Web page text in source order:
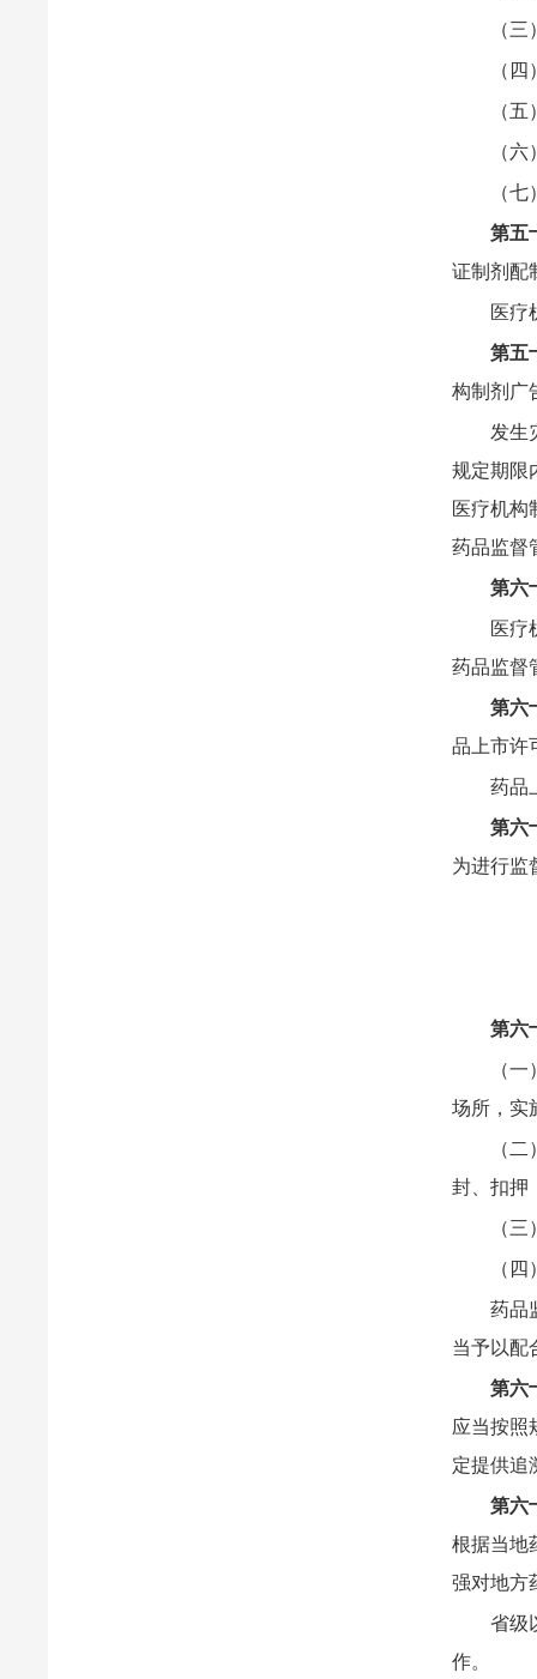
（
（
（
（
（
第五
证制剂配
医疗
第五
构制剂广
发生
规定期限
医疗机构
药品监督
第六
医疗
药品监督
第六
品上市许
药品
第六
为进行监
第六
（
场所，实
（
封、扣押
（
（
药品
当予以配
第六
应当按照
定提供追
第六
根据当地
强对地方
省级
作。